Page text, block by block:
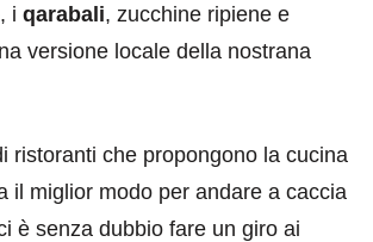
i qarabali, zucchine ripiene e
versione locale della nostrana
ristoranti che propongono la cucina
il miglior modo per andare a caccia
è senza dubbio fare un giro ai